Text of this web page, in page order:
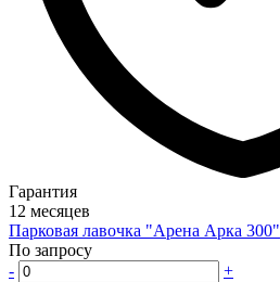
Гарантия
12 месяцев
Парковая лавочка "Арена Арка 300"
По запросу
-
+